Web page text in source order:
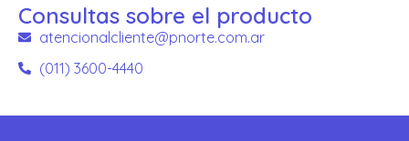
Consultas sobre el producto
atencionalcliente@pnorte.com.ar
(011) 3600-4440